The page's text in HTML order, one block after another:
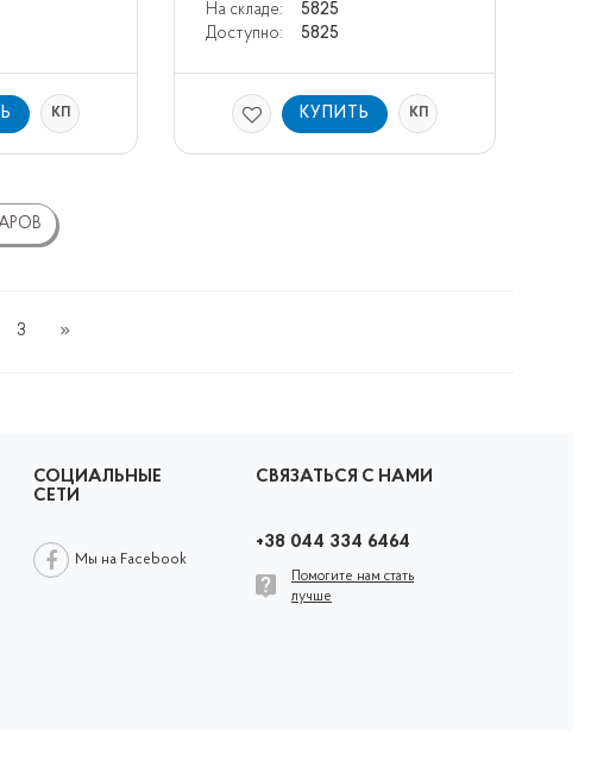
КП
На складе:
5825
Доступно:
5825
КУПИТЬ КП
3
СОЦИАЛЬНЫЕ
СЕТИ
Мы на Facebook
СВЯЗАТЬСЯ С НАМИ
+38 044 334 6464
Помогите нам стать
лучше